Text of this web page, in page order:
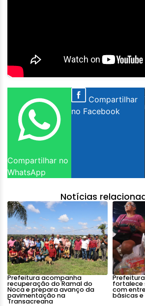
Compartilhar no
WhatsApp
Compartilhar
no Facebook
Notícias
Prefeitura acompanha
recuperação do Ramal do
Noca e prepara avanço da
pavimentação na
Transacreana
fortalece
com
básicas e